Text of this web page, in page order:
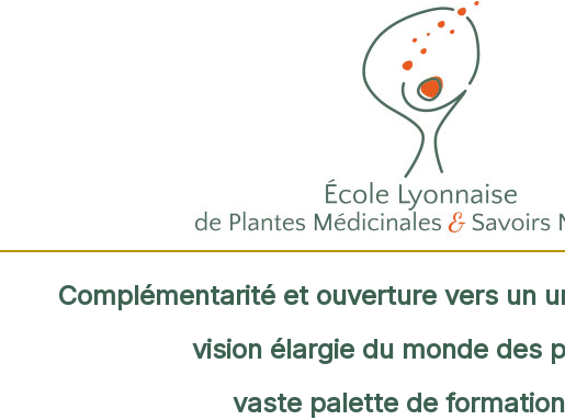
Complémentarité et ouverture vers un
vision élargie du monde des
vaste palette de